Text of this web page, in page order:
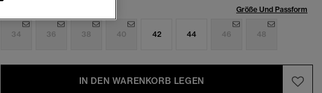
Größe Und Passform
34 36 38 40 42 44 46 48
IN DEN WARENKORB LEGEN